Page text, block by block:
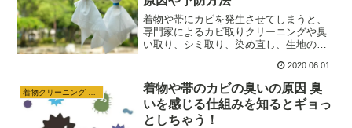
着物や帯にカビを発生させてしまうと、
専門家によるカビ取りクリーニングや臭
い取り、シミ取り、染め直し、生地の交
ビの原因、予防方法を知ることで、着物
や帯のクリーニングに無駄な費用をかけ
ることが避けられます。少し心掛けるだ
けで、着物を綺麗に長く楽しむことが出
来ます。
2020.06.01
着物や帯のカビの臭いの原因 臭
いを感じる仕組みを知るとギョっ
としちゃう！